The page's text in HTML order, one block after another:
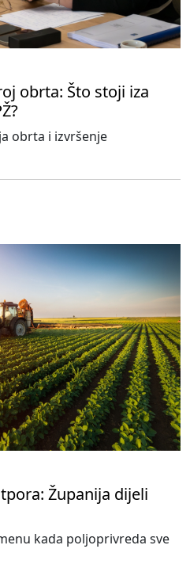
obrta: Što stoji iza
obrta i izvršenje
Županija dijeli
kada poljoprivreda sve